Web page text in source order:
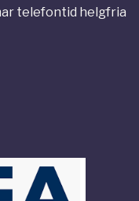
telefontid helgfria